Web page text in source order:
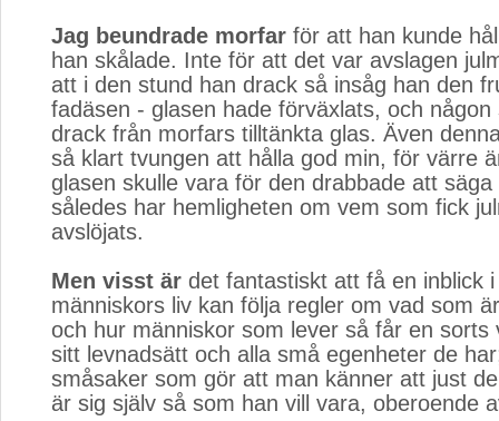
Jag beundrade morfar för att han kunde
han skålade. Inte för att det var avslagen
att i den stund han drack så insåg han den
fadäsen - glasen hade förväxlats, och någon
drack från morfars tilltänkta glas. Även
så klart tvungen att hålla god min, för värre
glasen skulle vara för den drabbade att
således har hemligheten om vem som fick
avslöjats.
Men visst är det fantastiskt att få en inblick
människors liv kan följa regler om vad som
och hur människor som lever så får en sorts
sitt levnadsätt och alla små egenheter de
småsaker som gör att man känner att just
är sig själv så som han vill vara, oberoende